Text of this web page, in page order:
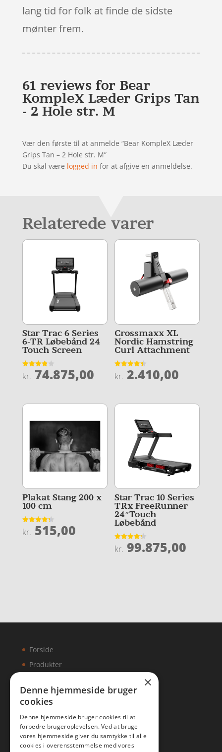
lang tid for folk at finde de sidste
mønter frem.
61 reviews for Bear
KompleX Læder Grips Tan
- 2 Hole str. M
Vær den første til at anmelde “Bear KompleX Læder
Grips Tan – 2 Hole str. M”
Du skal være logged in for at afgive en anmeldelse.
Relaterede varer
Star Trac 6 Series
6-TR Løbebånd 24
Touch Screen
Vurderet
3.9
kr. 74.875,00
Crossmaxx XL
Nordic Hamstring
Curl Attachment
Vurderet
4.5
kr. 2.410,00
Plakat Stang 200 x
100 cm
Vurderet
4.3
kr. 515,00
Star Trac 10 Series
TRx FreeRunner
24″Touch
Løbebånd
Vurderet
4.3
kr. 99.875,00
Forside
Produkter
Artikler
Malawigruppen
×
Denne hjemmeside bruger
cookies
Denne hjemmeside bruger cookies til at
forbedre brugeroplevelsen. Ved at bruge
vores hjemmeside giver du samtykke til alle
cookies i overensstemmelse med vores